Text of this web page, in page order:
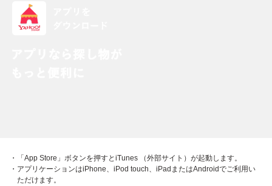
・「App Store」ボタンを押すとiTunes （外部サイト）が起動します。
・アプリケーションはiPhone、iPod touch、iPadまたはAndroidでご利用い
ただけます。